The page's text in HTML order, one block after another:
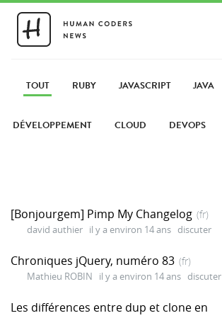
PARTAGER UN LIEN
TOUT RUBY JAVASCRIPT JAVA
DÉVELOPPEMENT CLOUD DEVOPS
[Bonjourgem] Pimp My Changelog (fr)
david authier il y a environ 14 ans discuter
Chroniques jQuery, numéro 83 (fr)
Mathieu ROBIN il y a environ 14 ans discuter
Les différences entre dup et clone en